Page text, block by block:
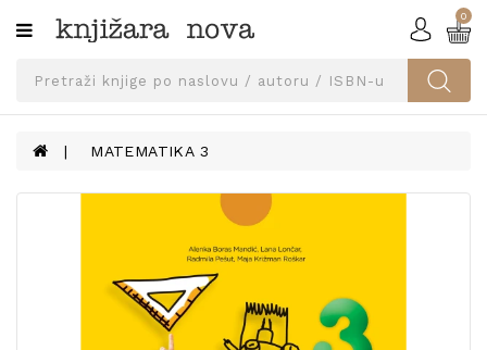
Kategorije
SVEUČILIŠNA
UDŽBENICI
KNJIGE
0
MATEMATIKA 3